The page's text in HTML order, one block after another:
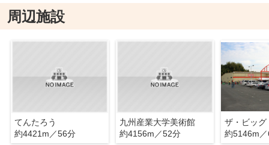
周辺施設
てんたろう
約4421m／56分
九州産業大学美術館
約4156m／52分
ザ・ビッグ
約5146m